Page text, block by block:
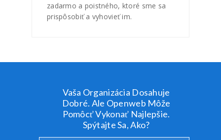
zadarmo a poistného, ktoré sme sa
prispôsobiť a vyhovieť im.
Vaša Organizácia Dosahuje
Dobré. Ale Openweb Môže
Pomôcť Vykonať Najlepšie.
Spýtajte Sa, Ako?